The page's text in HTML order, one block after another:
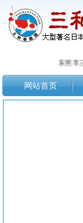
东莞市三和
网站首页